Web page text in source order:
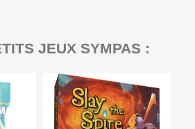
JEUX SYMPAS :